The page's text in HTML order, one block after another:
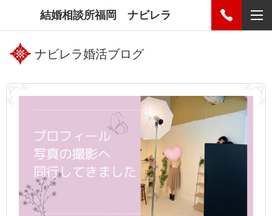
結婚相談所福岡 ナビレラ
ナビレラ婚活ブログ